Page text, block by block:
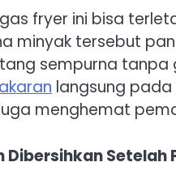
fryer ini bisa
minyak tersebut
sempurna tanpa
langsung
menghemat
Dibersihkan Setelah